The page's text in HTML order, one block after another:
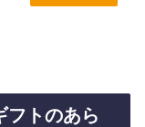
フトのあら